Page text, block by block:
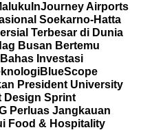
InJourney Airports
Soekarno-Hatta
Terbesar di Dunia
Busan Bertemu
Investasi
BlueScope
President University
Design Sprint
Perluas Jangkauan
Food & Hospitality